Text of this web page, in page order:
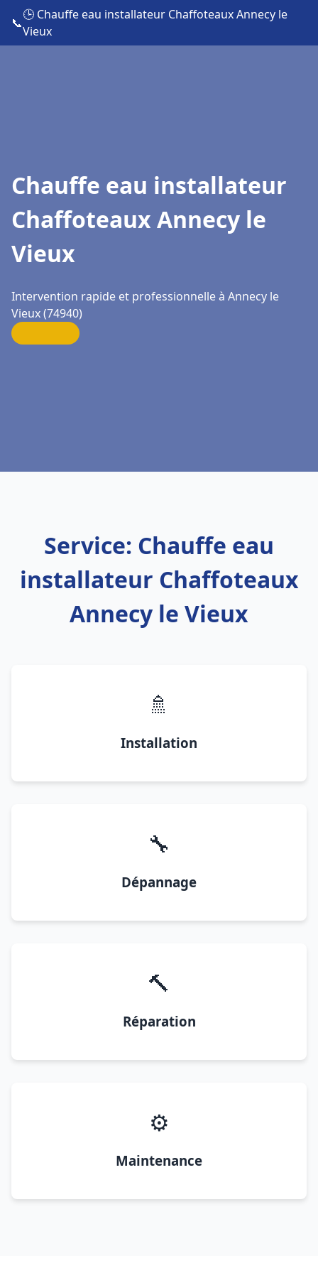
📞
🕒 Chauffe eau installateur Chaffoteaux Annecy le
Vieux
Chauffe eau installateur
Chaffoteaux Annecy le
Vieux
Intervention rapide et professionnelle à Annecy le
Vieux (74940)
Service: Chauffe eau
installateur Chaffoteaux
Annecy le Vieux
🚿
Installation
🔧
Dépannage
🔨
Réparation
⚙️
Maintenance